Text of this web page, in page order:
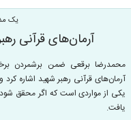
یک
آرمان‌های قرآنی
محمدرضا برقعی ضمن برشمردن
آرمان‌های قرآنی رهبر شهید اشاره
یکی از مواردی است که اگر محقق
یافت.